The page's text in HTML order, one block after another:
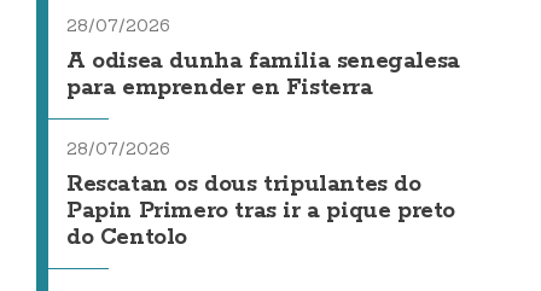
28/07/2026
A odisea dunha familia senegalesa
para emprender en Fisterra
28/07/2026
Rescatan os dous tripulantes do
Papin Primero tras ir a pique preto
do Centolo